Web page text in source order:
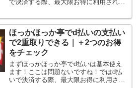
で決済する際、最大限お得に利用されて
ニストップでかなりお得になります！ミ
ニストップでd払いを利用する際のdポイ
ント2重取りが可能！そ...
ほっかほっか亭でd払いの支払い
で2重取りできる｜＋2つのお得
をチェック
まずほっかほっか亭でd払いは基本使え
ます！ここは問題ないですね！ではd払
いで決済する際、最大限お得に利用され